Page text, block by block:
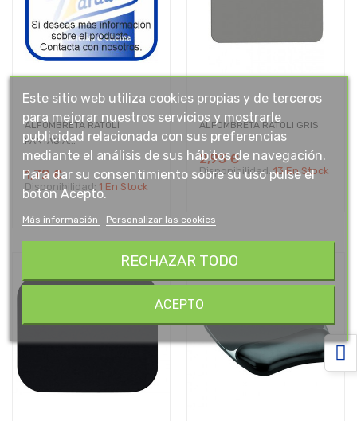
ALFOMBRETA RATOLI
FANTASIA...
1,72 €
Disponibilidad: 1 En Stock
ALFOMBRETA RATOLI GRIS
2,93 €
Disponibilidad:13 En Stock
Este sitio web utiliza cookies propias y de terceros
para mejorar nuestros servicios y mostrarle
publicidad relacionada con sus preferencias
mediante el análisis de sus hábitos de navegación.
Para dar su consentimiento sobre su uso pulse el
botón Acepto.
Más información Personalizar las cookies
RECHAZAR TODO
ACEPTO